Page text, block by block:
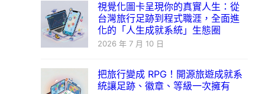
視覺化圖卡呈現你的真實人生：從
台灣旅行足跡到程式職涯，全面進
化的「人生成就系統」生態圈
2026 年 7 月 10 日
把旅行變成 RPG！開源旅遊成就系
統讓足跡、徽章、等級一次擁有